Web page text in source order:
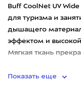
Buff CoolNet UV
для туризма и
дышащего
эффектом и
Мягкая ткань
Показать еще